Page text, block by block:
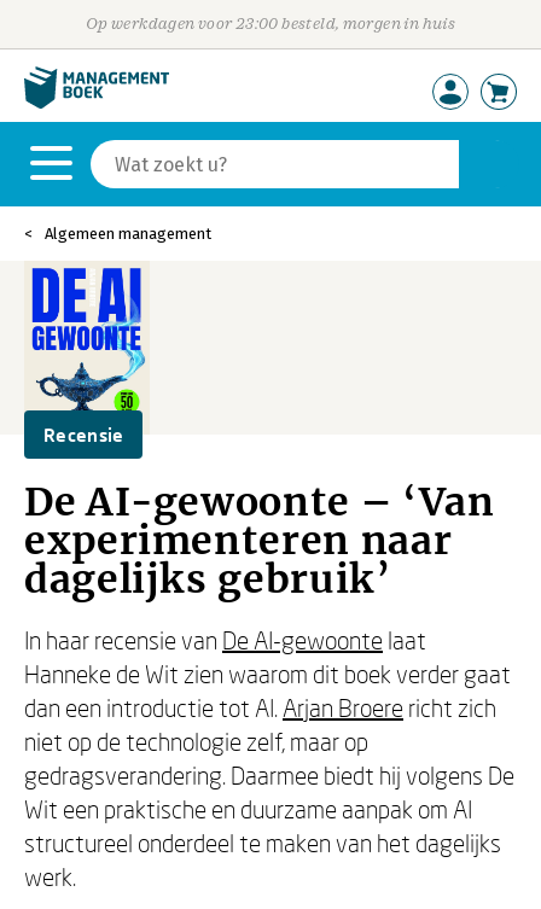
Op werkdagen voor 23:00 besteld, morgen in huis
Algemeen management
Recensie
De AI-gewoonte – ‘Van
experimenteren naar
dagelijks gebruik’
In haar recensie van De AI-gewoonte laat
Hanneke de Wit zien waarom dit boek verder gaat
dan een introductie tot AI. Arjan Broere richt zich
niet op de technologie zelf, maar op
gedragsverandering. Daarmee biedt hij volgens De
Wit een praktische en duurzame aanpak om AI
structureel onderdeel te maken van het dagelijks
werk.